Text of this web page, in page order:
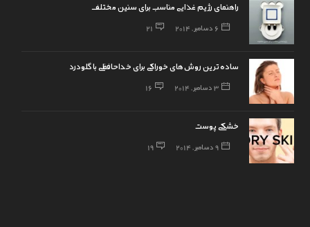
راهنمای رژیم غذایی مناسب برای سنین مختلف
6 دسامبر, 2014 21
ساده‌ترین روش‌های خوراکی برای خداحافظی با گلودرد
3 دسامبر, 2014 16
خشکی پوست
9 دسامبر, 2014 19